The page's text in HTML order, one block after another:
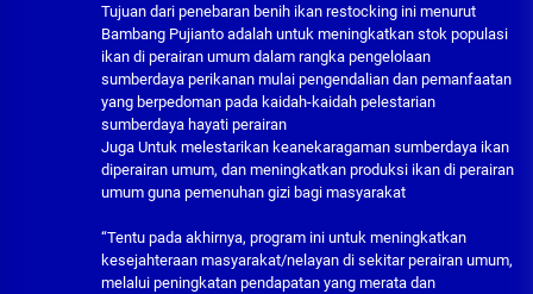
Tujuan dari penebaran benih ikan restocking ini menurut
Bambang Pujianto adalah untuk meningkatkan stok populasi
ikan di perairan umum dalam rangka pengelolaan
sumberdaya perikanan mulai pengendalian dan pemanfaatan
yang berpedoman pada kaidah-kaidah pelestarian
sumberdaya hayati perairan
Juga Untuk melestarikan keanekaragaman sumberdaya ikan
diperairan umum, dan meningkatkan produksi ikan di perairan
umum guna pemenuhan gizi bagi masyarakat
“Tentu pada akhirnya, program ini untuk meningkatkan
kesejahteraan masyarakat/nelayan di sekitar perairan umum,
melalui peningkatan pendapatan yang merata dan